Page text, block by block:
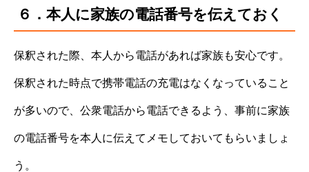
６．本人に家族の電話番号を伝えておく
保釈された際、本人から電話があれば家族も安心です。
保釈された時点で携帯電話の充電はなくなっていること
が多いので、公衆電話から電話できるよう、事前に家族
の電話番号を本人に伝えてメモしておいてもらいましょ
う。